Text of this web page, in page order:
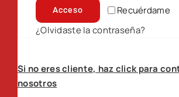
Recuérdame
Acceso
¿Olvidaste la contraseña?
Si no eres cliente, haz click para
nosotros